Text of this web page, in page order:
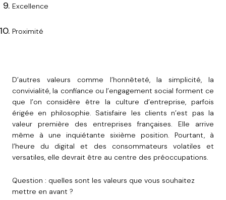
Excellence
Proximité
D’autres valeurs comme l’honnêteté, la simplicité, la
convivialité, la confiance ou l’engagement social forment ce
que l’on considère être la culture d’entreprise, parfois
érigée en philosophie. Satisfaire les clients n’est pas la
valeur première des entreprises françaises. Elle arrive
même à une inquiétante sixième position. Pourtant, à
l’heure du digital et des consommateurs volatiles et
versatiles, elle devrait être au centre des préoccupations.
Question : quelles sont les valeurs que vous souhaitez
mettre en avant ?